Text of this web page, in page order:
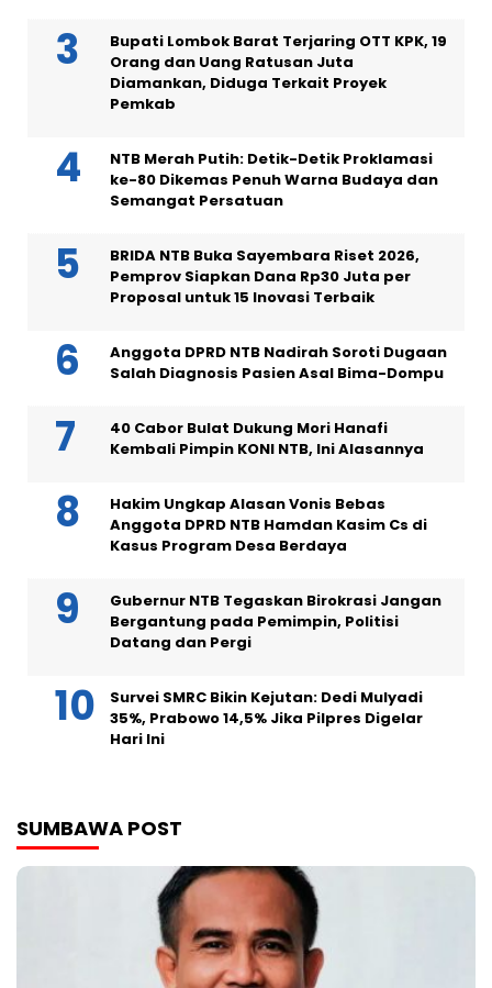
Bupati Lombok Barat Terjaring OTT KPK, 19
Orang dan Uang Ratusan Juta
Diamankan, Diduga Terkait Proyek
Pemkab
NTB Merah Putih: Detik-Detik Proklamasi
ke-80 Dikemas Penuh Warna Budaya dan
Semangat Persatuan
BRIDA NTB Buka Sayembara Riset 2026,
Pemprov Siapkan Dana Rp30 Juta per
Proposal untuk 15 Inovasi Terbaik
Anggota DPRD NTB Nadirah Soroti Dugaan
Salah Diagnosis Pasien Asal Bima-Dompu
40 Cabor Bulat Dukung Mori Hanafi
Kembali Pimpin KONI NTB, Ini Alasannya
Hakim Ungkap Alasan Vonis Bebas
Anggota DPRD NTB Hamdan Kasim Cs di
Kasus Program Desa Berdaya
Gubernur NTB Tegaskan Birokrasi Jangan
Bergantung pada Pemimpin, Politisi
Datang dan Pergi
Survei SMRC Bikin Kejutan: Dedi Mulyadi
35%, Prabowo 14,5% Jika Pilpres Digelar
Hari Ini
SUMBAWA POST